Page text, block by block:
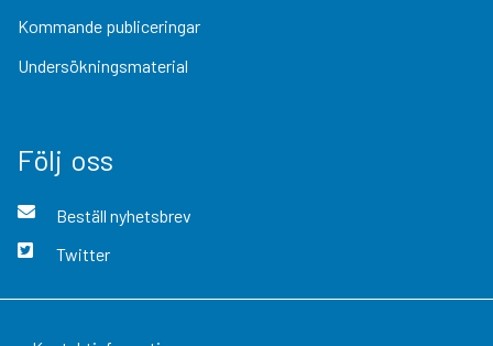
Kommande publiceringar
Undersökningsmaterial
Följ oss
Beställ nyhetsbrev
Twitter